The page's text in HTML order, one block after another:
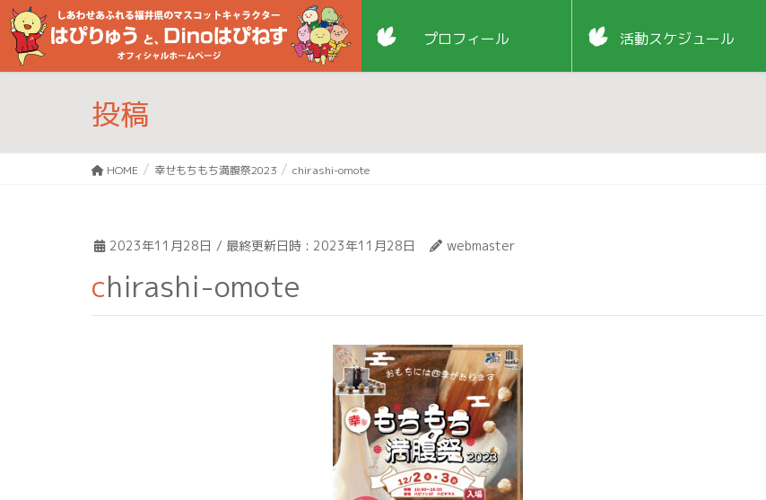
プロフィール 活動スケジュール
投稿
HOME 幸せもちもち満腹祭2023 chirashi-omote
2023年11月28日 / 最終更新日時 : 2023年11月28日 webmaster
chirashi-omote